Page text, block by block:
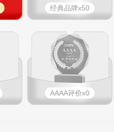
经典品牌x50
AAAA评价x0